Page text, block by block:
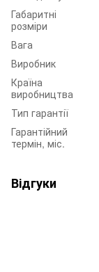
Габаритні
розміри
Вага
Виробник
Країна
виробництва
Тип гарантії
Гарантійний
термін, міс.
Відгуки